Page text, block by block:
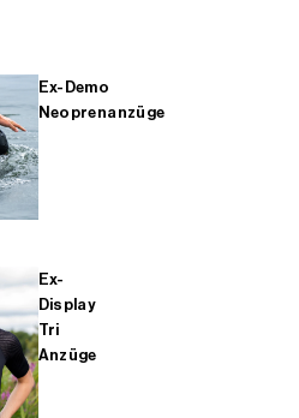
Ex-Demo
Neoprenanzüge
Ex-
Display
Tri
Anzüge